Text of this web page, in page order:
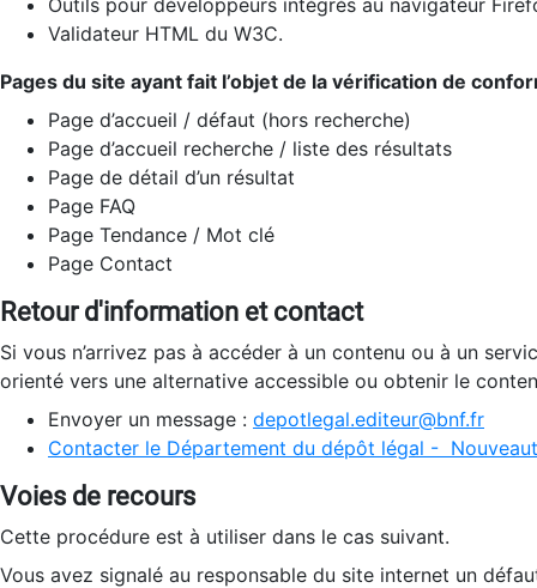
Outils pour développeurs intégrés au navigateur
Validateur HTML du W3C.
Pages du site ayant fait l’objet de la vérification de
Page d’accueil / défaut (hors recherche)
Page d’accueil recherche / liste des résultats
Page de détail d’un résultat
Page FAQ
Page Tendance / Mot clé
Page Contact
Retour d'information et contact
Si vous n’arrivez pas à accéder à un contenu ou à un
orienté vers une alternative accessible ou obtenir le
Envoyer un message : depotlegal.editeur@bnf.fr
Contacter le Département du dépôt légal -
Voies de recours
Cette procédure est à utiliser dans le cas suivant.
Vous avez signalé au responsable du site internet un